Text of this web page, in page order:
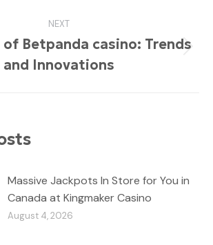
NEXT
Next
post:
of Betpanda casino: Trends
and Innovations
Massive Jackpots In Store for You in
Canada at Kingmaker Casino
August 4, 2026